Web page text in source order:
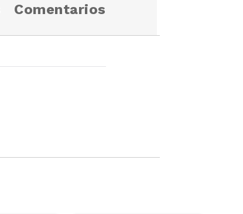
Comentarios